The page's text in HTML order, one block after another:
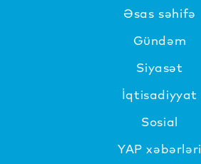
Əsas səhifə
Gündəm
Siyasət
İqtisadiyyat
Sosial
YAP xəbərləri